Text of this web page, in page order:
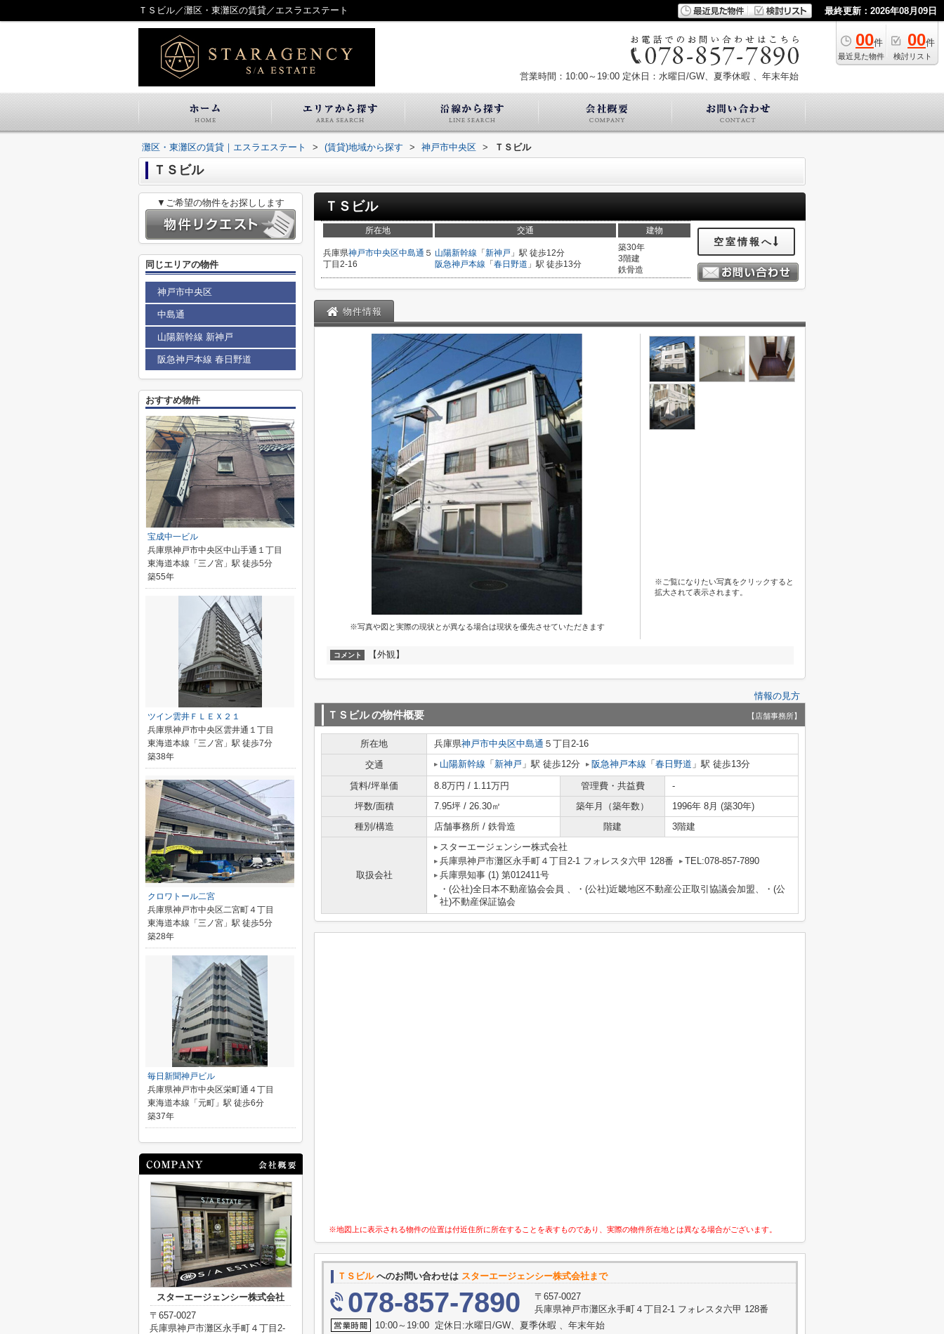
ＴＳビル／灘区・東灘区の賃貸／エスラエステート 最終更新：2026年08月09日
00件
最近見た物件
00件
検討リスト
営業時間：10:00～19:00 定休日：水曜日/GW、夏季休暇 、年末年始
灘区・東灘区の賃貸｜エスラエステート > (賃貸)地域から探す > 神戸市中央区 > ＴＳビル
ＴＳビル
ＴＳビル
所在地 交通 建物
兵庫県神戸市中央区中島通 ５
丁目2-16
山陽新幹線 「 新神戸 」駅 徒歩12分
阪急神戸本線 「 春日野道 」駅 徒歩13分
築30年
3階建
鉄骨造
空室情報へ
物件情報
※写真や図と実際の現状とが異なる場合は現状を優先させていただきます
※ご覧になりたい写真をクリックすると
拡大されて表示されます。
コメント 【外観】
情報の見方
ＴＳビルの物件概要 【店舗事務所】
所在地 兵庫県神戸市中央区中島通 ５丁目2-16
交通
山陽新幹線 「 新神戸 」駅 徒歩12分 阪急神戸本線 「 春日野道 」駅 徒歩13分
賃料/坪単価 8.8万円 / 1.11万円 管理費・共益費
-
坪数/面積
7.95坪 / 26.30㎡ 築年月（築年数）
1996年 8月 (築30年)
種別/構造
店舗事務所 / 鉄骨造 階建 3階建
取扱会社
スターエージェンシー株式会社
兵庫県神戸市灘区永手町４丁目2-1 フォレスタ六甲 128番
TEL:078-857-7890
兵庫県知事 (1) 第012411号
・(公社)全日本不動産協会会員 、・(公社)近畿地区不動産公正取引協議会加盟、・(公
社)不動産保証協会
※地図上に表示される物件の位置は付近住所に所在することを表すものであり、実際の物件所在地とは異なる場合がございます。
ＴＳビルへのお問い合わせは スターエージェンシー株式会社まで
078-857-7890
〒657-0027
兵庫県神戸市灘区永手町４丁目2-1 フォレスタ六甲 128番
10:00～19:00 定休日:水曜日/GW、夏季休暇 、年末年始
▼ご希望の物件をお探しします
同じエリアの物件
神戸市中央区
中島通
山陽新幹線 新神戸
阪急神戸本線 春日野道
おすすめ物件
宝成中一ビル
兵庫県神戸市中央区中山手通１丁目
東海道本線「三ノ宮」駅 徒歩5分
築55年
ツイン雲井ＦＬＥＸ２１
兵庫県神戸市中央区雲井通１丁目
東海道本線「三ノ宮」駅 徒歩7分
築38年
クロワトール二宮
兵庫県神戸市中央区二宮町４丁目
東海道本線「三ノ宮」駅 徒歩5分
築28年
毎日新聞神戸ビル
兵庫県神戸市中央区栄町通４丁目
東海道本線「元町」駅 徒歩6分
築37年
スターエージェンシー株式会社
〒657-0027
兵庫県神戸市灘区永手町４丁目2-